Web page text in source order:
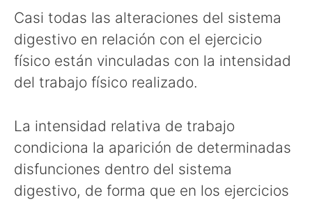
Casi todas las alteraciones del sistema
digestivo en relación con el ejercicio
físico están vinculadas con la intensidad
del trabajo físico realizado.
La intensidad relativa de trabajo
condiciona la aparición de determinadas
disfunciones dentro del sistema
digestivo, de forma que en los ejercicios